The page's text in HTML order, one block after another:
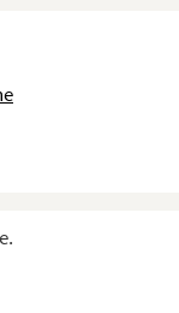
c...
...